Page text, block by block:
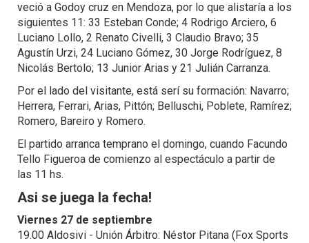
veció a Godoy cruz en Mendoza, por lo que alistaría a los
siguientes 11: 33 Esteban Conde; 4 Rodrigo Arciero, 6
Luciano Lollo, 2 Renato Civelli, 3 Claudio Bravo; 35
Agustín Urzi, 24 Luciano Gómez, 30 Jorge Rodríguez, 8
Nicolás Bertolo; 13 Junior Arias y 21 Julián Carranza.
Por el lado del visitante, está serí su formación: Navarro;
Herrera, Ferrari, Arias, Pittón; Belluschi, Poblete, Ramírez;
Romero, Bareiro y Romero.
El partido arranca temprano el domingo, cuando Facundo
Tello Figueroa de comienzo al espectáculo a partir de
las 11 hs.
Asi se juega la fecha!
Viernes 27 de septiembre
19.00 Aldosivi - Unión Árbitro: Néstor Pitana (Fox Sports